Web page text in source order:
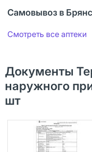
Самовывоз в
Смотреть все аптеки
Документы
наружного
шт